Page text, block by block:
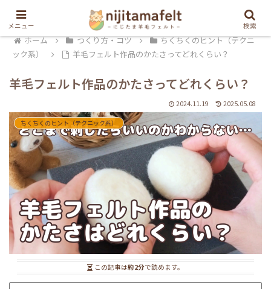
ホーム つくり方・コツ
ちくちくのヒント（テクニ
ック系）
羊毛フェルト作品のかたさってどれくらい？
羊毛フェルト作品のかたさってどれくらい？
2024.11.19 2025.05.08
ちくちくのヒント（テクニック系）
この記事は約2分で読めます。
メニュー 検索